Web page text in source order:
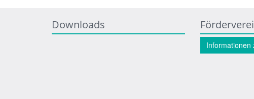
Downloads
Informationen